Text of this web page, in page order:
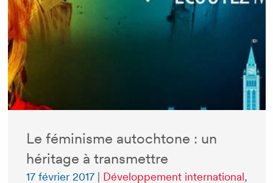
Le féminisme autochtone : un
héritage à transmettre
17 février 2017| Développement international,